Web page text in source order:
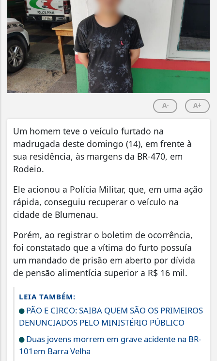
A- A+
Um homem teve o veículo furtado na
madrugada deste domingo (14), em frente à
sua residência, às margens da BR-470, em
Rodeio.
Ele acionou a Polícia Militar, que, em uma ação
rápida, conseguiu recuperar o veículo na
cidade de Blumenau.
Porém, ao registrar o boletim de ocorrência,
foi constatado que a vítima do furto possuía
um mandado de prisão em aberto por dívida
de pensão alimentícia superior a R$ 16 mil.
LEIA TAMBÉM:
PÃO E CIRCO: SAIBA QUEM SÃO OS PRIMEIROS
DENUNCIADOS PELO MINISTÉRIO PÚBLICO
Duas jovens morrem em grave acidente na BR-
101em Barra Velha